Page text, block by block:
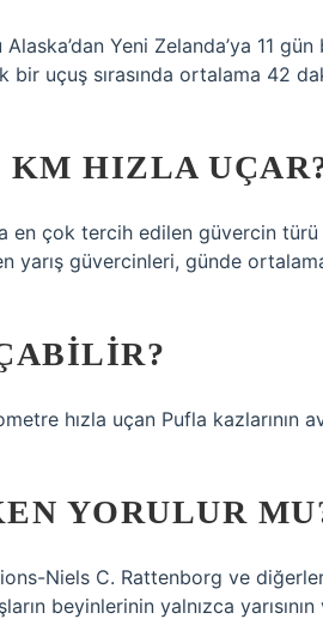
Yeni Zelanda’ya 11
uçuş sırasında ortalama 42
KM HIZLA
en çok tercih edilen güvercin türü
yarış güvercinleri, günde
hızla uçan Pufla kazlarının
YORULUR
Niels C. Rattenborg ve
beyinlerinin yalnızca yarısının